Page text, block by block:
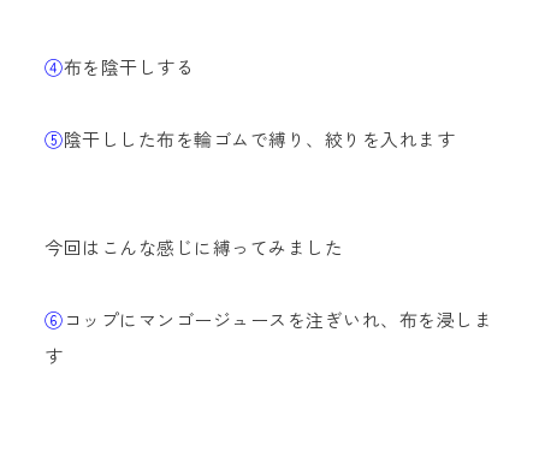
④布を陰干しする
⑤陰干しした布を輪ゴムで縛り、絞りを入れます
今回はこんな感じに縛ってみました
⑥コップにマンゴージュースを注ぎいれ、布を浸しま
す